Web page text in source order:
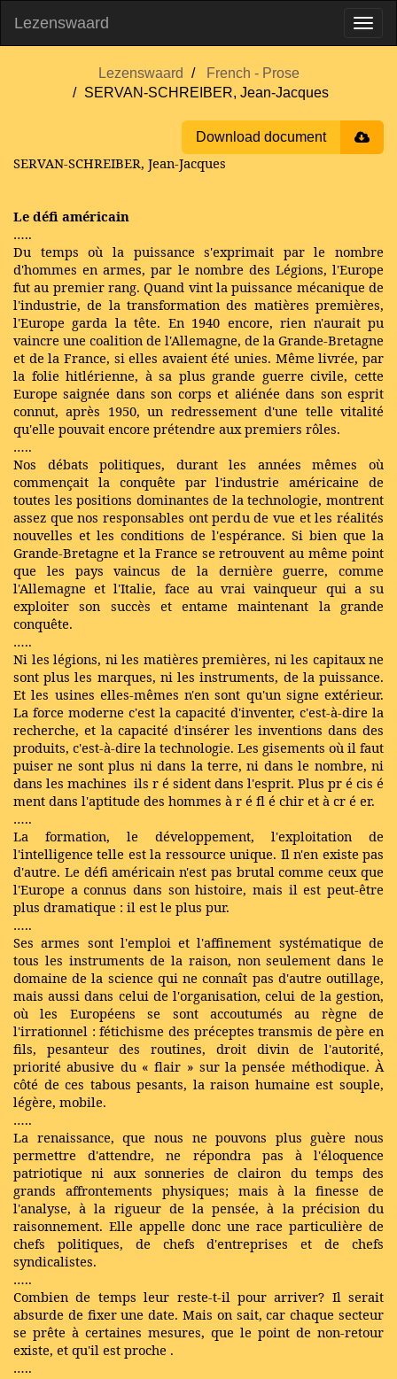
Lezenswaard
Lezenswaard
French - Prose
SERVAN-SCHREIBER, Jean-Jacques
Download document
SERVAN-SCHREIBER, Jean-Jacques
Le défi américain
…..
Du temps où la puissance s'exprimait par le nombre
d'hommes en armes, par le nombre des Légions, l'Europe
fut au premier rang. Quand vint la puissance mécanique de
l'industrie, de la transformation des matières premières,
l'Europe garda la tête. En 1940 encore, rien n'aurait pu
vaincre une coalition de l'Allemagne, de la Grande-Bretagne
et de la France, si elles avaient été unies. Même livrée, par
la folie hitlérienne, à sa plus grande guerre civile, cette
Europe saignée dans son corps et aliénée dans son esprit
connut, après 1950, un redressement d'une telle vitalité
qu'elle pouvait encore prétendre aux premiers rôles.
…..
Nos débats politiques, durant les années mêmes où
commençait la conquête par l'industrie américaine de
toutes les positions dominantes de la technologie, montrent
assez que nos responsables ont perdu de vue et les réalités
nouvelles et les conditions de l'espérance. Si bien que la
Grande-Bretagne et la France se retrouvent au même point
que les pays vaincus de la dernière guerre, comme
l'Allemagne et l'Italie, face au vrai vainqueur qui a su
exploiter son succès et entame maintenant la grande
conquête.
…..
Ni les légions, ni les matières premières, ni les capitaux ne
sont plus les marques, ni les instruments, de la puissance.
Et les usines elles-mêmes n'en sont qu'un signe extérieur.
La force moderne c'est la capacité d'inventer, c'est-à-dire la
recherche, et la capacité d'insérer les inventions dans des
produits, c'est-à-dire la technologie. Les gisements où il faut
puiser ne sont plus ni dans la terre, ni dans le nombre, ni
dans les machines ils r é sident dans l'esprit. Plus pr é cis é
ment dans l'aptitude des hommes à r é fl é chir et à cr é er.
…..
La formation, le développement, l'exploitation de
l'intelligence telle est la ressource unique. Il n'en existe pas
d'autre. Le défi américain n'est pas brutal comme ceux que
l'Europe a connus dans son histoire, mais il est peut-être
plus dramatique : il est le plus pur.
…..
Ses armes sont l'emploi et l'affinement systématique de
tous les instruments de la raison, non seulement dans le
domaine de la science qui ne connaît pas d'autre outillage,
mais aussi dans celui de l'organisation, celui de la gestion,
où les Européens se sont accoutumés au règne de
l'irrationnel : fétichisme des préceptes transmis de père en
fils, pesanteur des routines, droit divin de l'autorité,
priorité abusive du « flair » sur la pensée méthodique. À
côté de ces tabous pesants, la raison humaine est souple,
légère, mobile.
…..
La renaissance, que nous ne pouvons plus guère nous
permettre d'attendre, ne répondra pas à l'éloquence
patriotique ni aux sonneries de clairon du temps des
grands affrontements physiques; mais à la finesse de
l'analyse, à la rigueur de la pensée, à la précision du
raisonnement. Elle appelle donc une race particulière de
chefs politiques, de chefs d'entreprises et de chefs
syndicalistes.
…..
Combien de temps leur reste-t-il pour arriver? Il serait
absurde de fixer une date. Mais on sait, car chaque secteur
se prête à certaines mesures, que le point de non-retour
existe, et qu'il est proche .
…..